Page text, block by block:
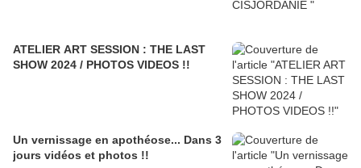
ATELIER ART SESSION : THE LAST
SHOW 2024 / PHOTOS VIDEOS !!
Un vernissage en apothéose... Dans 3
jours vidéos et photos !!